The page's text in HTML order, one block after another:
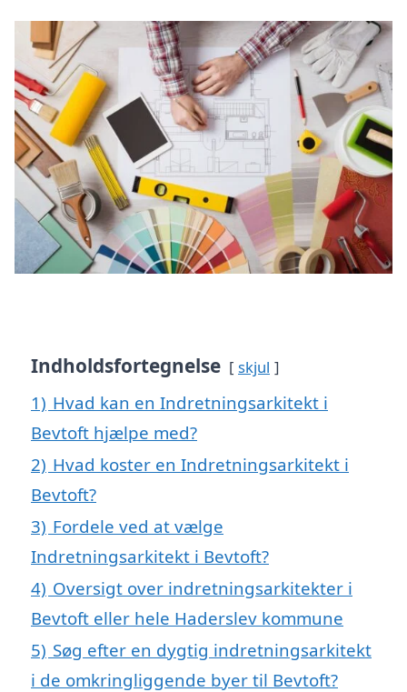
Indholdsfortegnelse skjul
1) Hvad kan en Indretningsarkitekt i
Bevtoft hjælpe med?
2) Hvad koster en Indretningsarkitekt i
Bevtoft?
3) Fordele ved at vælge
Indretningsarkitekt i Bevtoft?
4) Oversigt over indretningsarkitekter i
Bevtoft eller hele Haderslev kommune
5) Søg efter en dygtig indretningsarkitekt
i de omkringliggende byer til Bevtoft?